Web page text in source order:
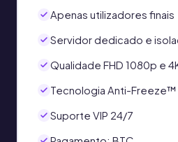
Apenas utilizadores finais
Servidor dedicado e
Qualidade FHD 1080p e
Tecnologia Anti-Freeze™
Suporte VIP 24/7